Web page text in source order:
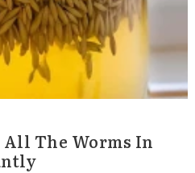
All The Worms In